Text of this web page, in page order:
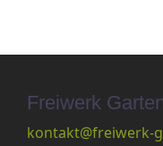
Freiwerk
kontakt@freiwerk-